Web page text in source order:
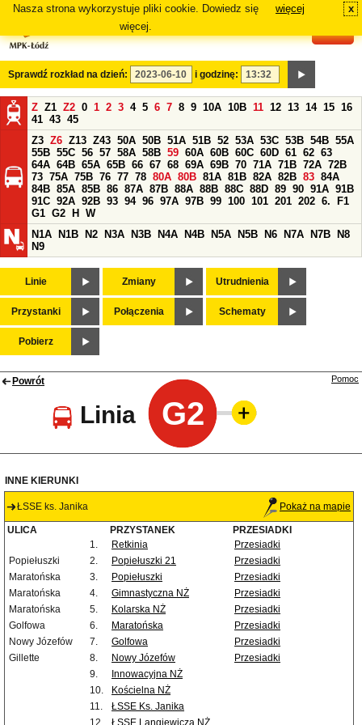
Nasza strona wykorzystuje pliki cookie. Dowiedz się
więcej.
więcej x
Sprawdź rozkład na dzień: i godzinę:
Z Z1 Z2 0 1 2 3 4 5 6 7 8 9 10A 10B 11 12 13 14 15 16
41 43 45
Z3 Z6 Z13 Z43 50A 50B 51A 51B 52 53A 53C 53B 54B 55A
55B 55C 56 57 58A 58B 59 60A 60B 60C 60D 61 62 63
64A 64B 65A 65B 66 67 68 69A 69B 70 71A 71B 72A 72B
73 75A 75B 76 77 78 80A 80B 81A 81B 82A 82B 83 84A
84B 85A 85B 86 87A 87B 88A 88B 88C 88D 89 90 91A 91B
91C 92A 92B 93 94 96 97A 97B 99 100 101 201 202 6.
F1
G1 G2 H
W
N1A
N1B N2 N3A N3B N4A N4B N5A N5B N6 N7A N7B
N8
N9
Linie Zmiany Utrudnienia
Przystanki Połączenia Schematy
Pobierz
Powrót
Linia G2
Pomoc
INNE KIERUNKI
ŁSSE ks. Janika Pokaż na mapie
ULICA PRZYSTANEK
PRZESIADKI
1.
Retkinia
Przesiadki
Popiełuszki
2. Popiełuszki 21
Przesiadki
Maratońska
3. Popiełuszki
Przesiadki
Maratońska
4. Gimnastyczna NŻ
Przesiadki
Maratońska
5. Kolarska NŻ
Przesiadki
Golfowa
6. Maratońska
Przesiadki
Nowy Józefów
7. Golfowa
Przesiadki
Gillette
8. Nowy Józefów
Przesiadki
9.
Innowacyjna NŻ
10.
Kościelna NŻ
11.
ŁSSE Ks. Janika
12.
ŁSSE Langiewicza NŻ